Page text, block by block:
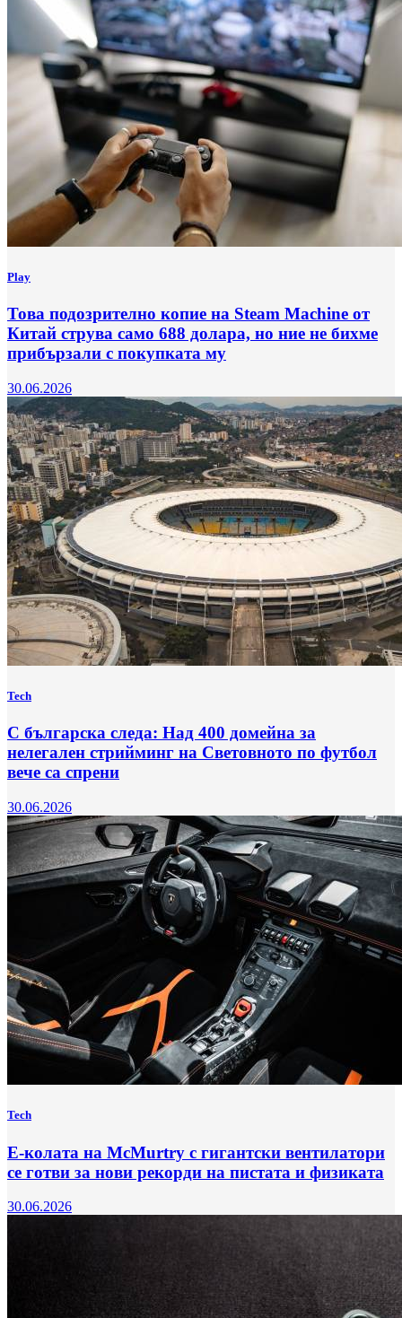
Play
Това подозрително копие на Steam Machine от
Китай струва само 688 долара, но ние не бихме
прибързали с покупката му
30.06.2026
Tech
С българска следа: Над 400 домейна за
нелегален стрийминг на Световното по футбол
вече са спрени
30.06.2026
Tech
Е-колата на McMurtry с гигантски вентилатори
се готви за нови рекорди на пистата и физиката
30.06.2026